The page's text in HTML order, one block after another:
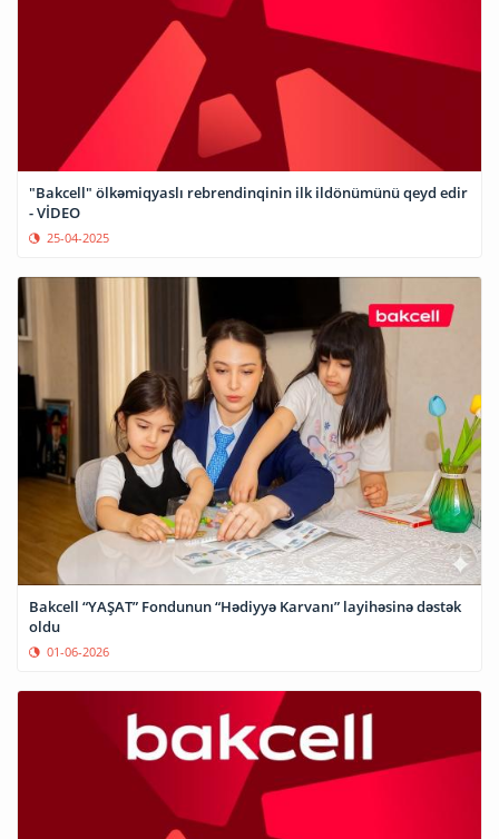
"Bakcell" ölkəmiqyaslı rebrendinqinin ilk ildönümünü qeyd edir
- VİDEO
25-04-2025
Bakcell “YAŞAT” Fondunun “Hədiyyə Karvanı” layihəsinə dəstək
oldu
01-06-2026